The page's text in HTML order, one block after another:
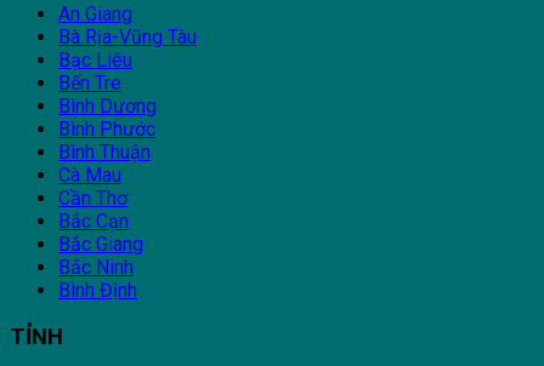
An Giang
Bà Rịa-Vũng Tàu
Bạc Liêu
Bến Tre
Bình Dương
Bình Phước
Bình Thuận
Cà Mau
Cần Thơ
Bắc Cạn
Bắc Giang
Bắc Ninh
Bình Định
TỈNH